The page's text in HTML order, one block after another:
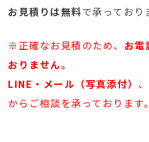
お見積りは無料で承っており
※正確なお見積のため、 お電
おりません。
LINE・メール（写真添付）
からご相談を承っております。